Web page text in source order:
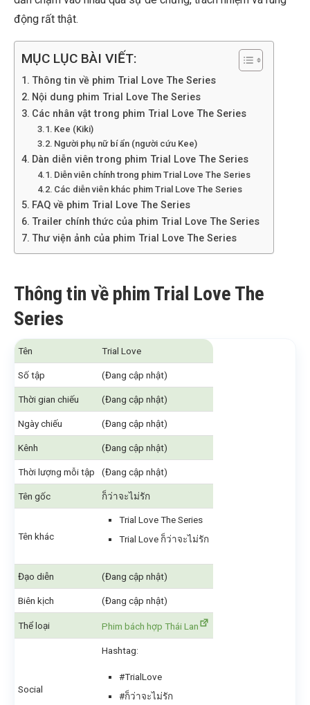
động rất thật.
MỤC LỤC BÀI VIẾT:
Thông tin về phim Trial Love The Series
Nội dung phim Trial Love The Series
Các nhân vật trong phim Trial Love The Series
Kee (Kiki)
Người phụ nữ bí ẩn (người cứu Kee)
Dàn diễn viên trong phim Trial Love The Series
Diễn viên chính trong phim Trial Love The Series
Các diễn viên khác phim Trial Love The Series
FAQ về phim Trial Love The Series
Trailer chính thức của phim Trial Love The Series
Thư viện ảnh của phim Trial Love The Series
Thông tin về phim Trial Love The
Series
Tên Trial Love
Số tập (Đang cập nhật)
Thời gian chiếu (Đang cập nhật)
Ngày chiếu (Đang cập nhật)
Kênh (Đang cập nhật)
Thời lượng mỗi tập (Đang cập nhật)
Tên gốc ก็ว่าจะไม่รัก
Tên khác
Trial Love The Series
Trial Love ก็ว่าจะไม่รัก
Đạo diễn (Đang cập nhật)
Biên kịch (Đang cập nhật)
Thể loại Phim bách hợp Thái Lan
Social
Hashtag:
#TrialLove
#ก็ว่าจะไม่รัก